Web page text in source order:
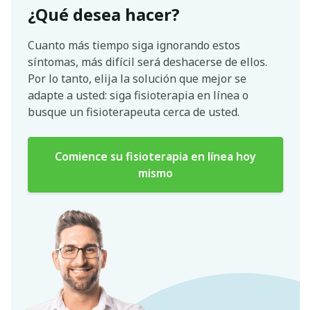
¿Qué desea hacer?
Cuanto más tiempo siga ignorando estos
síntomas, más difícil será deshacerse de ellos.
Por lo tanto, elija la solución que mejor se
adapte a usted: siga fisioterapia en línea o
busque un fisioterapeuta cerca de usted.
Comience su fisioterapia en línea hoy
mismo